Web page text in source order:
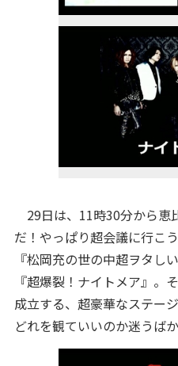
29日は、11時30分から恵
だ！やっぱり超会議に行こ
『松岡充の世の中超ヲタし
『超爆裂！ナイトメア』。
成立する、超豪華なステー
どれを観ていいのか迷うばか